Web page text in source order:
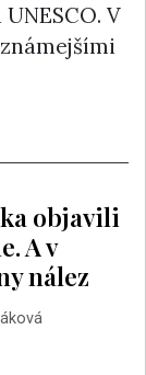
V
objavili
A v
nález